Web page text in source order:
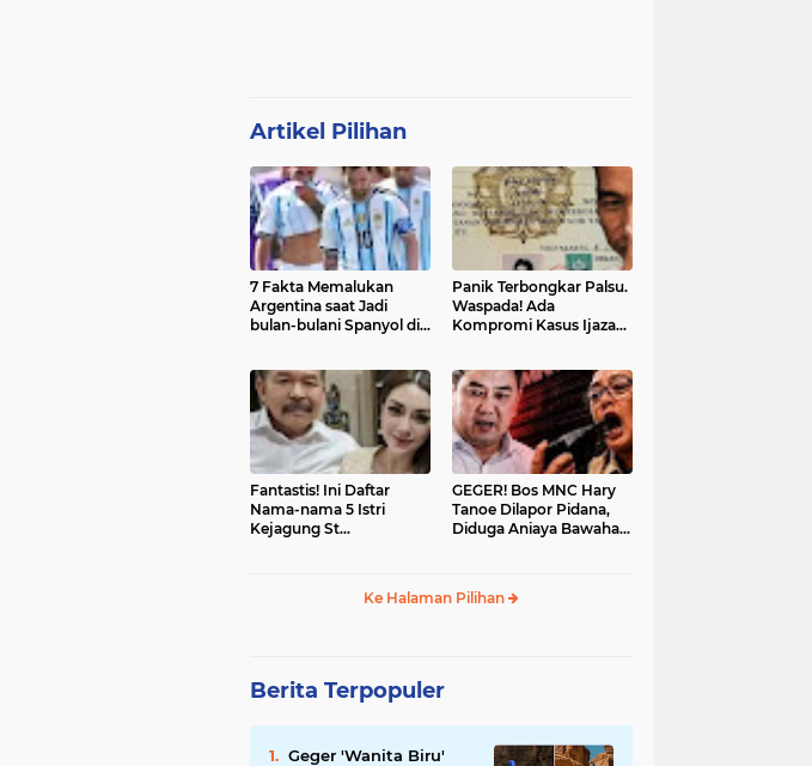
Artikel Pilihan
7 Fakta Memalukan
Argentina saat Jadi
bulan-bulani Spanyol di
Panik Terbongkar Palsu.
Waspada! Ada
Kompromi Kasus Ijazah
Fantastis! Ini Daftar
Nama-nama 5 Istri
Kejagung St
GEGER! Bos MNC Hary
Tanoe Dilapor Pidana,
Diduga Aniaya Bawahan,
Ke Halaman Pilihan
Berita Terpopuler
Geger 'Wanita Biru'